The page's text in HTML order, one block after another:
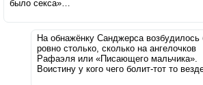
было секса»…
На обнажёнку Санджерса возбудилось
ровно столько, сколько на ангелочков
Рафаэля или «Писающего мальчика».
Воистину у кого чего болит-тот то